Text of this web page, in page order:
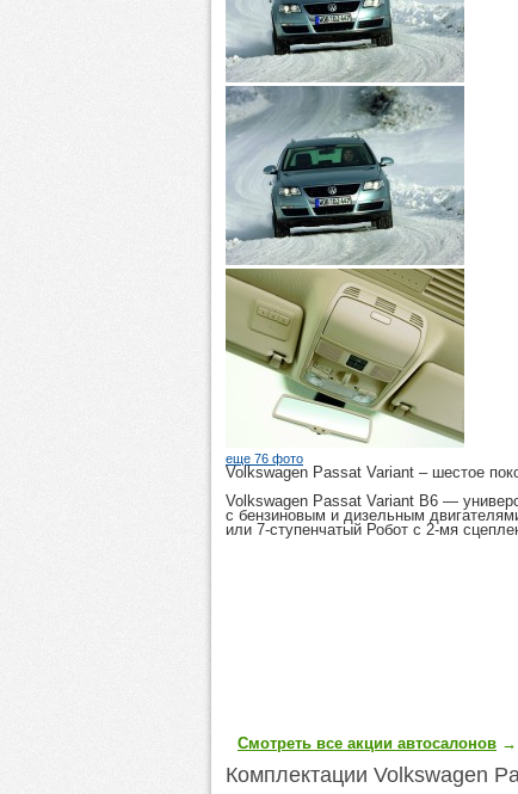
еще 76 фото
Volkswagen Passat Variant – шестое
Volkswagen Passat Variant B6 —
с бензиновым и дизельным
или 7-ступенчатый Робот с 2-мя
Смотреть все акции автосалонов →
Комплектации Volkswagen